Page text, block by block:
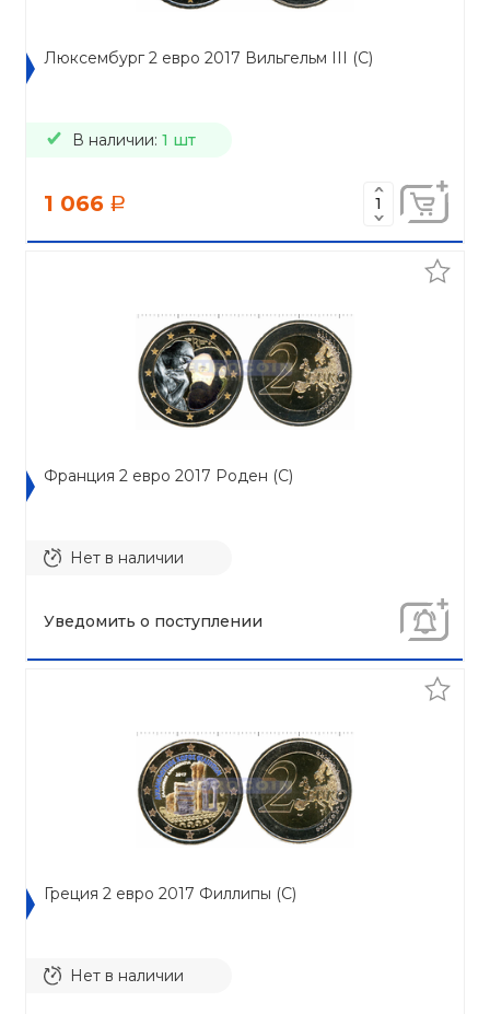
Люксембург 2 евро 2017 Вильгельм III (C)
В наличии: 1 шт
1 066 a
Франция 2 евро 2017 Роден (C)
Нет в наличии
Уведомить о поступлении
Греция 2 евро 2017 Филлипы (C)
Нет в наличии